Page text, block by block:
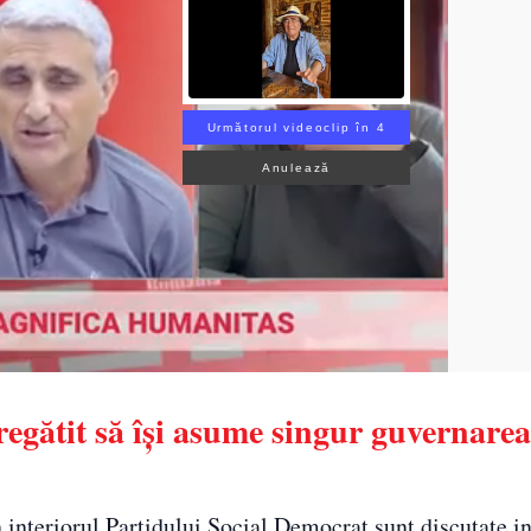
Următorul videoclip în 3
Anulează
să își asume singur